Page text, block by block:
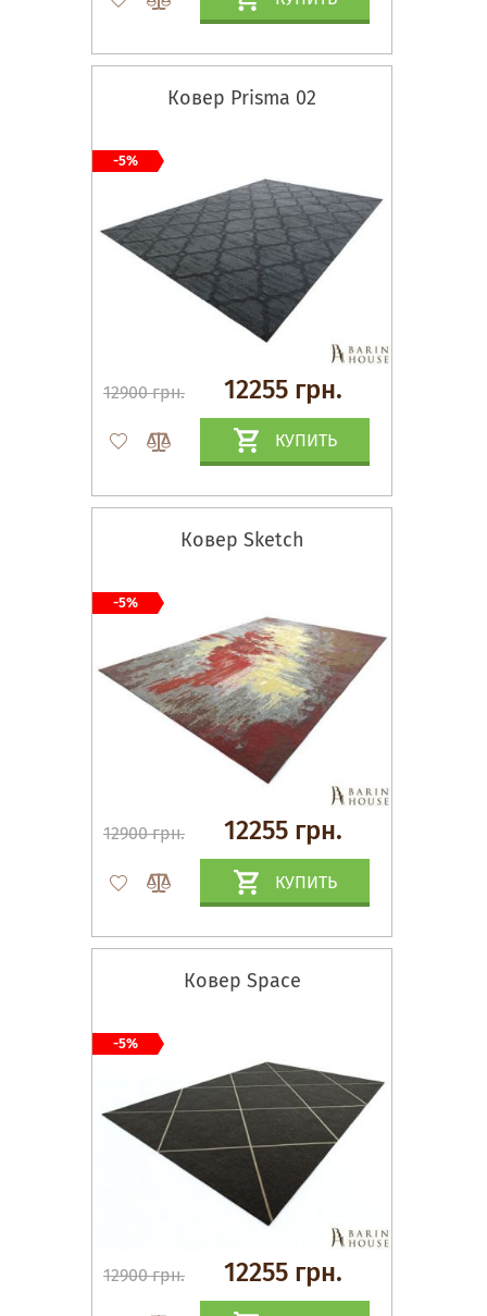
Ковер Prisma 02
12900 грн. 12255 грн.
КУПИТЬ
-5%
Ковер Sketch
12900 грн. 12255 грн.
КУПИТЬ
-5%
Ковер Space
12900 грн. 12255 грн.
-5%